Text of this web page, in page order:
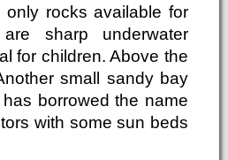
rocks available for
sharp underwater
for children. Above the
small sandy bay
borrowed the name
with some sun beds